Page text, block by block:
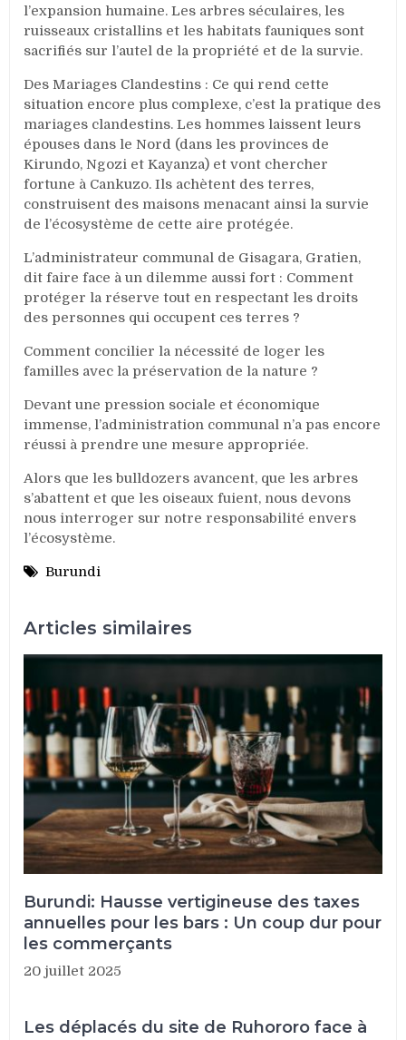
l’expansion humaine. Les arbres séculaires, les
ruisseaux cristallins et les habitats fauniques sont
sacrifiés sur l’autel de la propriété et de la survie.
Des Mariages Clandestins : Ce qui rend cette
situation encore plus complexe, c’est la pratique des
mariages clandestins. Les hommes laissent leurs
épouses dans le Nord (dans les provinces de
Kirundo, Ngozi et Kayanza) et vont chercher
fortune à Cankuzo. Ils achètent des terres,
construisent des maisons menacant ainsi la survie
de l’écosystème de cette aire protégée.
L’administrateur communal de Gisagara, Gratien,
dit faire face à un dilemme aussi fort : Comment
protéger la réserve tout en respectant les droits
des personnes qui occupent ces terres ?
Comment concilier la nécessité de loger les
familles avec la préservation de la nature ?
Devant une pression sociale et économique
immense, l’administration communal n’a pas encore
réussi à prendre une mesure appropriée.
Alors que les bulldozers avancent, que les arbres
s’abattent et que les oiseaux fuient, nous devons
nous interroger sur notre responsabilité envers
l’écosystème.
Burundi
Articles similaires
Burundi: Hausse vertigineuse des taxes
annuelles pour les bars : Un coup dur pour
les commerçants
20 juillet 2025
Les déplacés du site de Ruhororo face à